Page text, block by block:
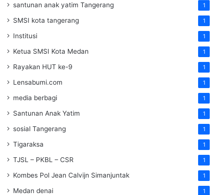
santunan anak yatim Tangerang 1
SMSI kota tangerang 1
Institusi 1
Ketua SMSI Kota Medan 1
Rayakan HUT ke-9 1
Lensabumi.com 1
media berbagi 1
Santunan Anak Yatim 1
sosial Tangerang 1
Tigaraksa 1
TJSL – PKBL – CSR 1
Kombes Pol Jean Calvijn Simanjuntak 1
Medan denai 1